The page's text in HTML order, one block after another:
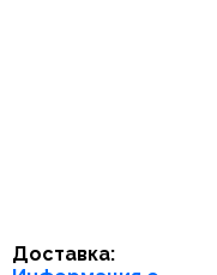
Доставка: